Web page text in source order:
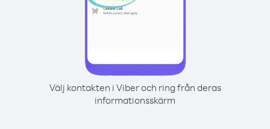
Välj kontakten i Viber och ring från deras
informationsskärm